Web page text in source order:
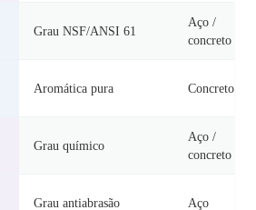
Grau NSF/ANSI 61
Aço /
concreto
Aromática pura Concreto
Grau químico
Aço /
concreto
Grau antiabrasão Aço